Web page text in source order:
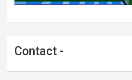
Contact -